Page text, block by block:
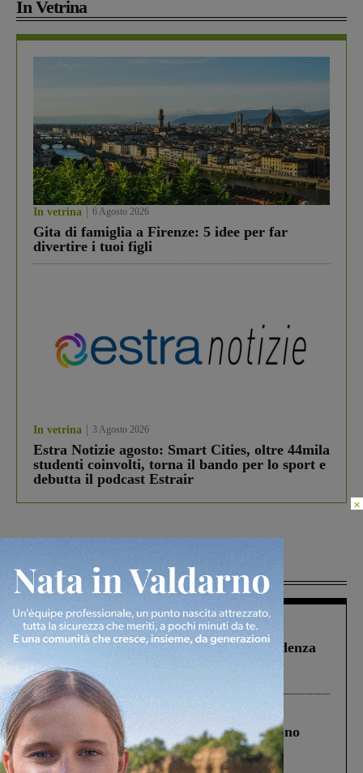
In Vetrina
In vetrina 6 Agosto 2026
Gita di famiglia a Firenze: 5 idee per far
divertire i tuoi figli
In vetrina 3 Agosto 2026
Estra Notizie agosto: Smart Cities, oltre 44mila
studenti coinvolti, torna il bando per lo sport e
debutta il podcast Estrair
Più lette
Figline Incisa Valdarno 1 Agosto 2026
Piscina di Figline finanziata oltre la scadenza
Pnrr, il gruppo di Fratelli d’Italia: “Un
ringraziamento al Governo”
Cronaca 4 Agosto 2026
Un anno fa la strage in A1 in cui morirono
Gianni, Giulia e Franco. Lo schianto, il
processo, lo stop ai sorpassi fra tir....
×